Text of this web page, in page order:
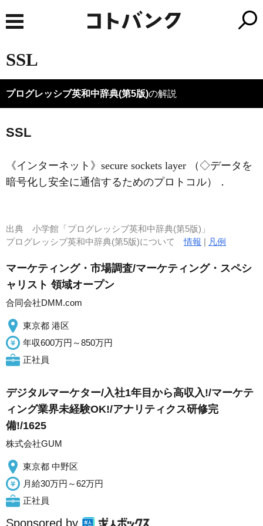
SSL
プログレッシブ英和中辞典(第5版)の解説
SSL
《インターネット》 secure sockets layer （◇データを
暗号化し安全に通信するためのプロトコル）
．
出典 小学館「プログレッシブ英和中辞典(第5版)」
プログレッシブ英和中辞典(第5版)について情報 | 凡例
マーケティング・市場調査/マーケティング・スペシ
ャリスト 領域オープン
合同会社DMM.com
東京都 港区
年収600万円～850万円
正社員
デジタルマーケター/入社1年目から高収入!/マーケテ
ィング業界未経験OK!/アナリティクス研修完
備!/1625
株式会社GUM
東京都 中野区
月給30万円～62万円
正社員
Sponsored by